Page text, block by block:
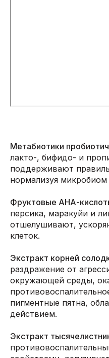
Метабиотики
лакто-, бифидо- и
поддерживают
нормализуя
Фруктовые АНА-
персика, маракуйи и
отшелушивают,
клеток.
Экстракт корней
раздражение от
окружающей среды,
пигментные пятна,
действием.
Экстракт